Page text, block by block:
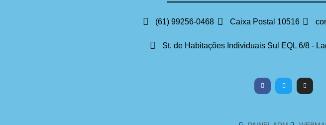
(61) 99256-0468 Caixa Postal 10516
St. de Habitações Individuais Sul EQL 6/8 -